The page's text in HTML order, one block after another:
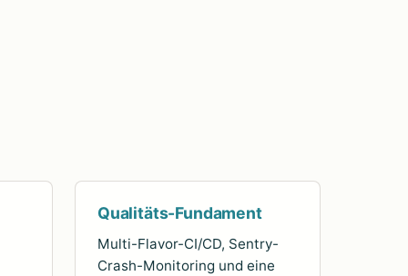
Qualitäts-Fundament
Multi-Flavor-CI/CD, Sentry-
Crash-Monitoring und eine